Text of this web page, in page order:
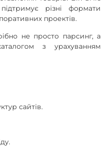
різні формати
проектів.
не просто парсинг, а
з урахуванням
сайтів.